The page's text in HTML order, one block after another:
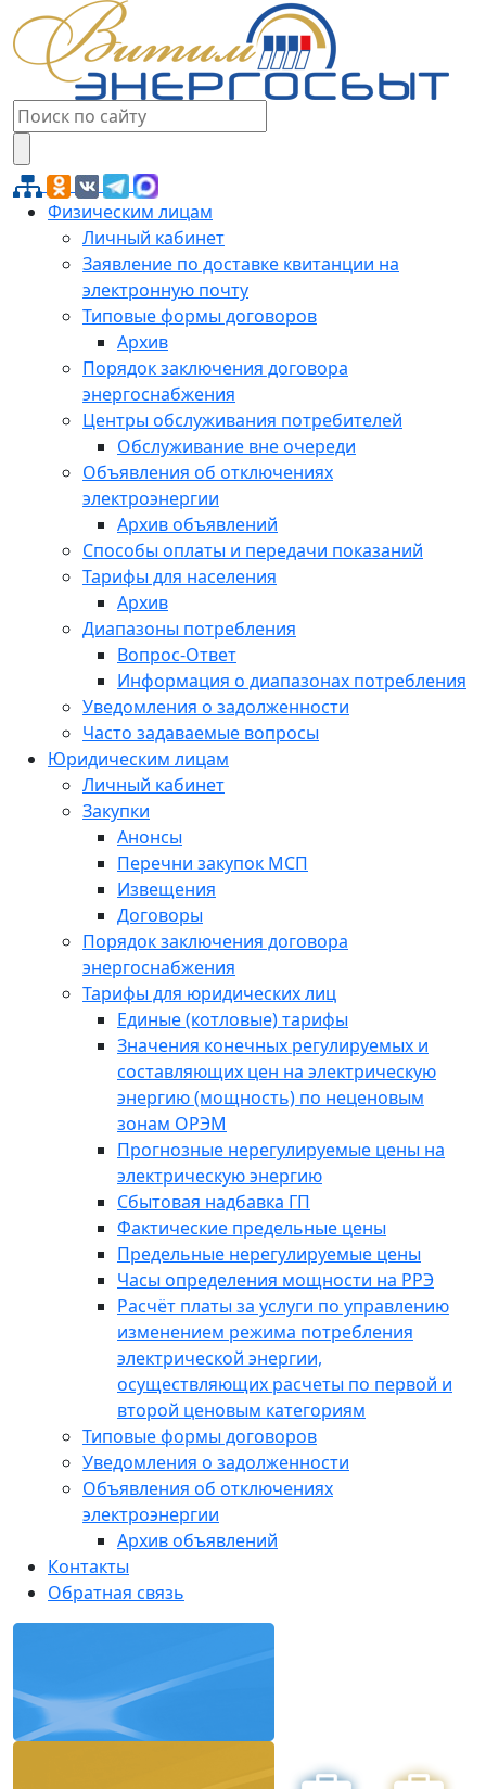
Физическим лицам
Личный кабинет
Заявление по доставке квитанции на
электронную почту
Типовые формы договоров
Архив
Порядок заключения договора
энергоснабжения
Центры обслуживания потребителей
Обслуживание вне очереди
Объявления об отключениях
электроэнергии
Архив объявлений
Способы оплаты и передачи показаний
Тарифы для населения
Архив
Диапазоны потребления
Вопрос-Ответ
Информация о диапазонах потребления
Уведомления о задолженности
Часто задаваемые вопросы
Юридическим лицам
Личный кабинет
Закупки
Анонсы
Перечни закупок МСП
Извещения
Договоры
Порядок заключения договора
энергоснабжения
Тарифы для юридических лиц
Единые (котловые) тарифы
Значения конечных регулируемых и
составляющих цен на электрическую
энергию (мощность) по неценовым
зонам ОРЭМ
Прогнозные нерегулируемые цены на
электрическую энергию
Сбытовая надбавка ГП
Фактические предельные цены
Предельные нерегулируемые цены
Часы определения мощности на РРЭ
Расчёт платы за услуги по управлению
изменением режима потребления
электрической энергии,
осуществляющих расчеты по первой и
второй ценовым категориям
Типовые формы договоров
Уведомления о задолженности
Объявления об отключениях
электроэнергии
Архив объявлений
Контакты
Обратная связь